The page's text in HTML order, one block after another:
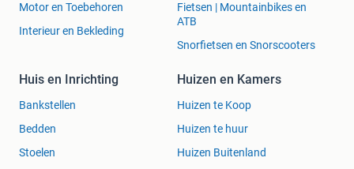
Motor en Toebehoren
Interieur en Bekleding
Fietsen | Mountainbikes en
ATB
Snorfietsen en Snorscooters
Huis en Inrichting
Bankstellen
Bedden
Stoelen
Huizen en Kamers
Huizen te Koop
Huizen te huur
Huizen Buitenland